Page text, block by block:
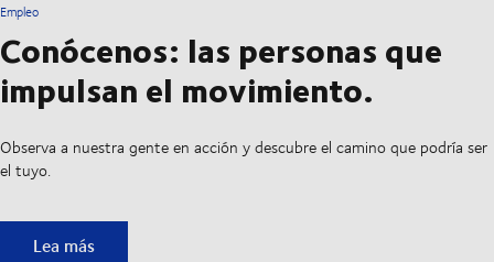
Empleo
Conócenos: las personas que
impulsan el movimiento.
Observa a nuestra gente en acción y descubre el camino que podría ser
el tuyo.
Conócenos: las personas que impulsan el movimiento.
Lea más